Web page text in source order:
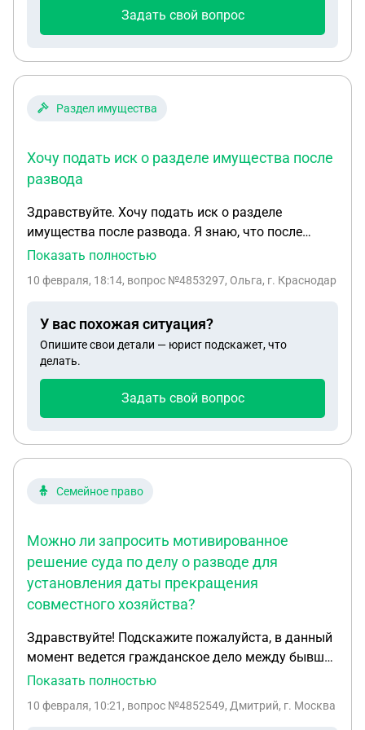
Задать свой вопрос
Раздел имущества
Хочу подать иск о разделе имущества после
развода
Здравствуйте. Хочу подать иск о разделе
имущества после развода. Я знаю, что после
развода можно подать иск в течении 3 лет.
развод состоялся чуть более года назад. Можно
машину, которую муж продал после развода, то
есть на компенсацию суммы от продажи, к
сожалению не помню точно гос номер и дату
Показать полностью
10 февраля, 18:14, вопрос №4853297, Ольга, г. Краснодар
У вас похожая ситуация?
Опишите свои детали — юрист подскажет, что
делать.
Задать свой вопрос
Семейное право
Можно ли запросить мотивированное
решение суда по делу о разводе для
установления даты прекращения
совместного хозяйства?
Здравствуйте! Подскажите пожалуйста, в данный
момент ведется гражданское дело между бывшей
супругой по поводу долговой расписке. Я истец в
поводу раздела имущества, хотя в период
Показать полностью
10 февраля, 10:21 , вопрос №4852549, Дмитрий, г. Москва